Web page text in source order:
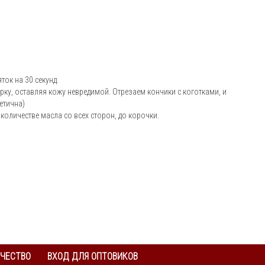
на 30 секунд.
оставляя кожу невредимой. Отрезаем кончики с коготками, и
масла со всех сторон, до корочки.
ВХОД ДЛЯ ОПТОВИКОВ